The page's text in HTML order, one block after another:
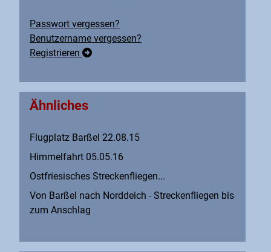
Passwort vergessen?
Benutzername vergessen?
Registrieren
Ähnliches
Flugplatz Barßel 22.08.15
Himmelfahrt 05.05.16
Ostfriesisches Streckenfliegen...
Von Barßel nach Norddeich - Streckenfliegen bis
zum Anschlag